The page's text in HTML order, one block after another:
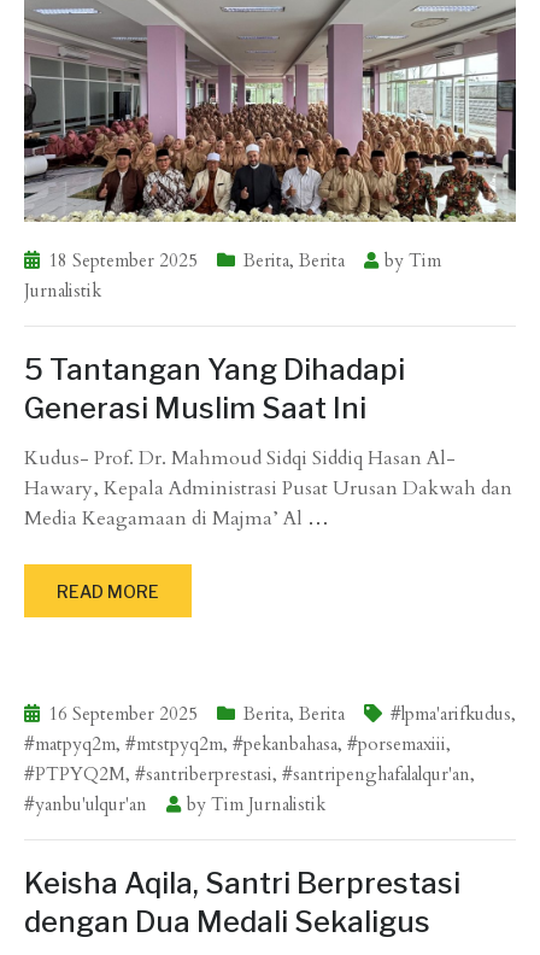
18 September 2025 Berita, Berita by Tim
Jurnalistik
5 Tantangan Yang Dihadapi
Generasi Muslim Saat Ini
Kudus- Prof. Dr. Mahmoud Sidqi Siddiq Hasan Al-
Hawary, Kepala Administrasi Pusat Urusan Dakwah dan
Media Keagamaan di Majma’ Al …
READ MORE
16 September 2025 Berita, Berita #lpma'arifkudus,
#matpyq2m, #mtstpyq2m, #pekanbahasa, #porsemaxiii,
#PTPYQ2M, #santriberprestasi, #santripenghafalalqur'an,
#yanbu'ulqur'an
by Tim Jurnalistik
Keisha Aqila, Santri Berprestasi
dengan Dua Medali Sekaligus